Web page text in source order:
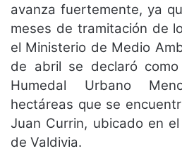
avanza fuertemente, ya
meses de tramitación de
el Ministerio de Medio
de abril se declaró
Humedal Urbano
hectáreas que se
Juan Currin, ubicado en
de Valdivia.